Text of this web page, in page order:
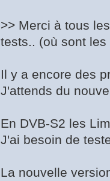
>> Merci à tous
tests.. (où sont les
Il y a encore des
J'attends du
En DVB-S2 les
J'ai besoin de
La nouvelle